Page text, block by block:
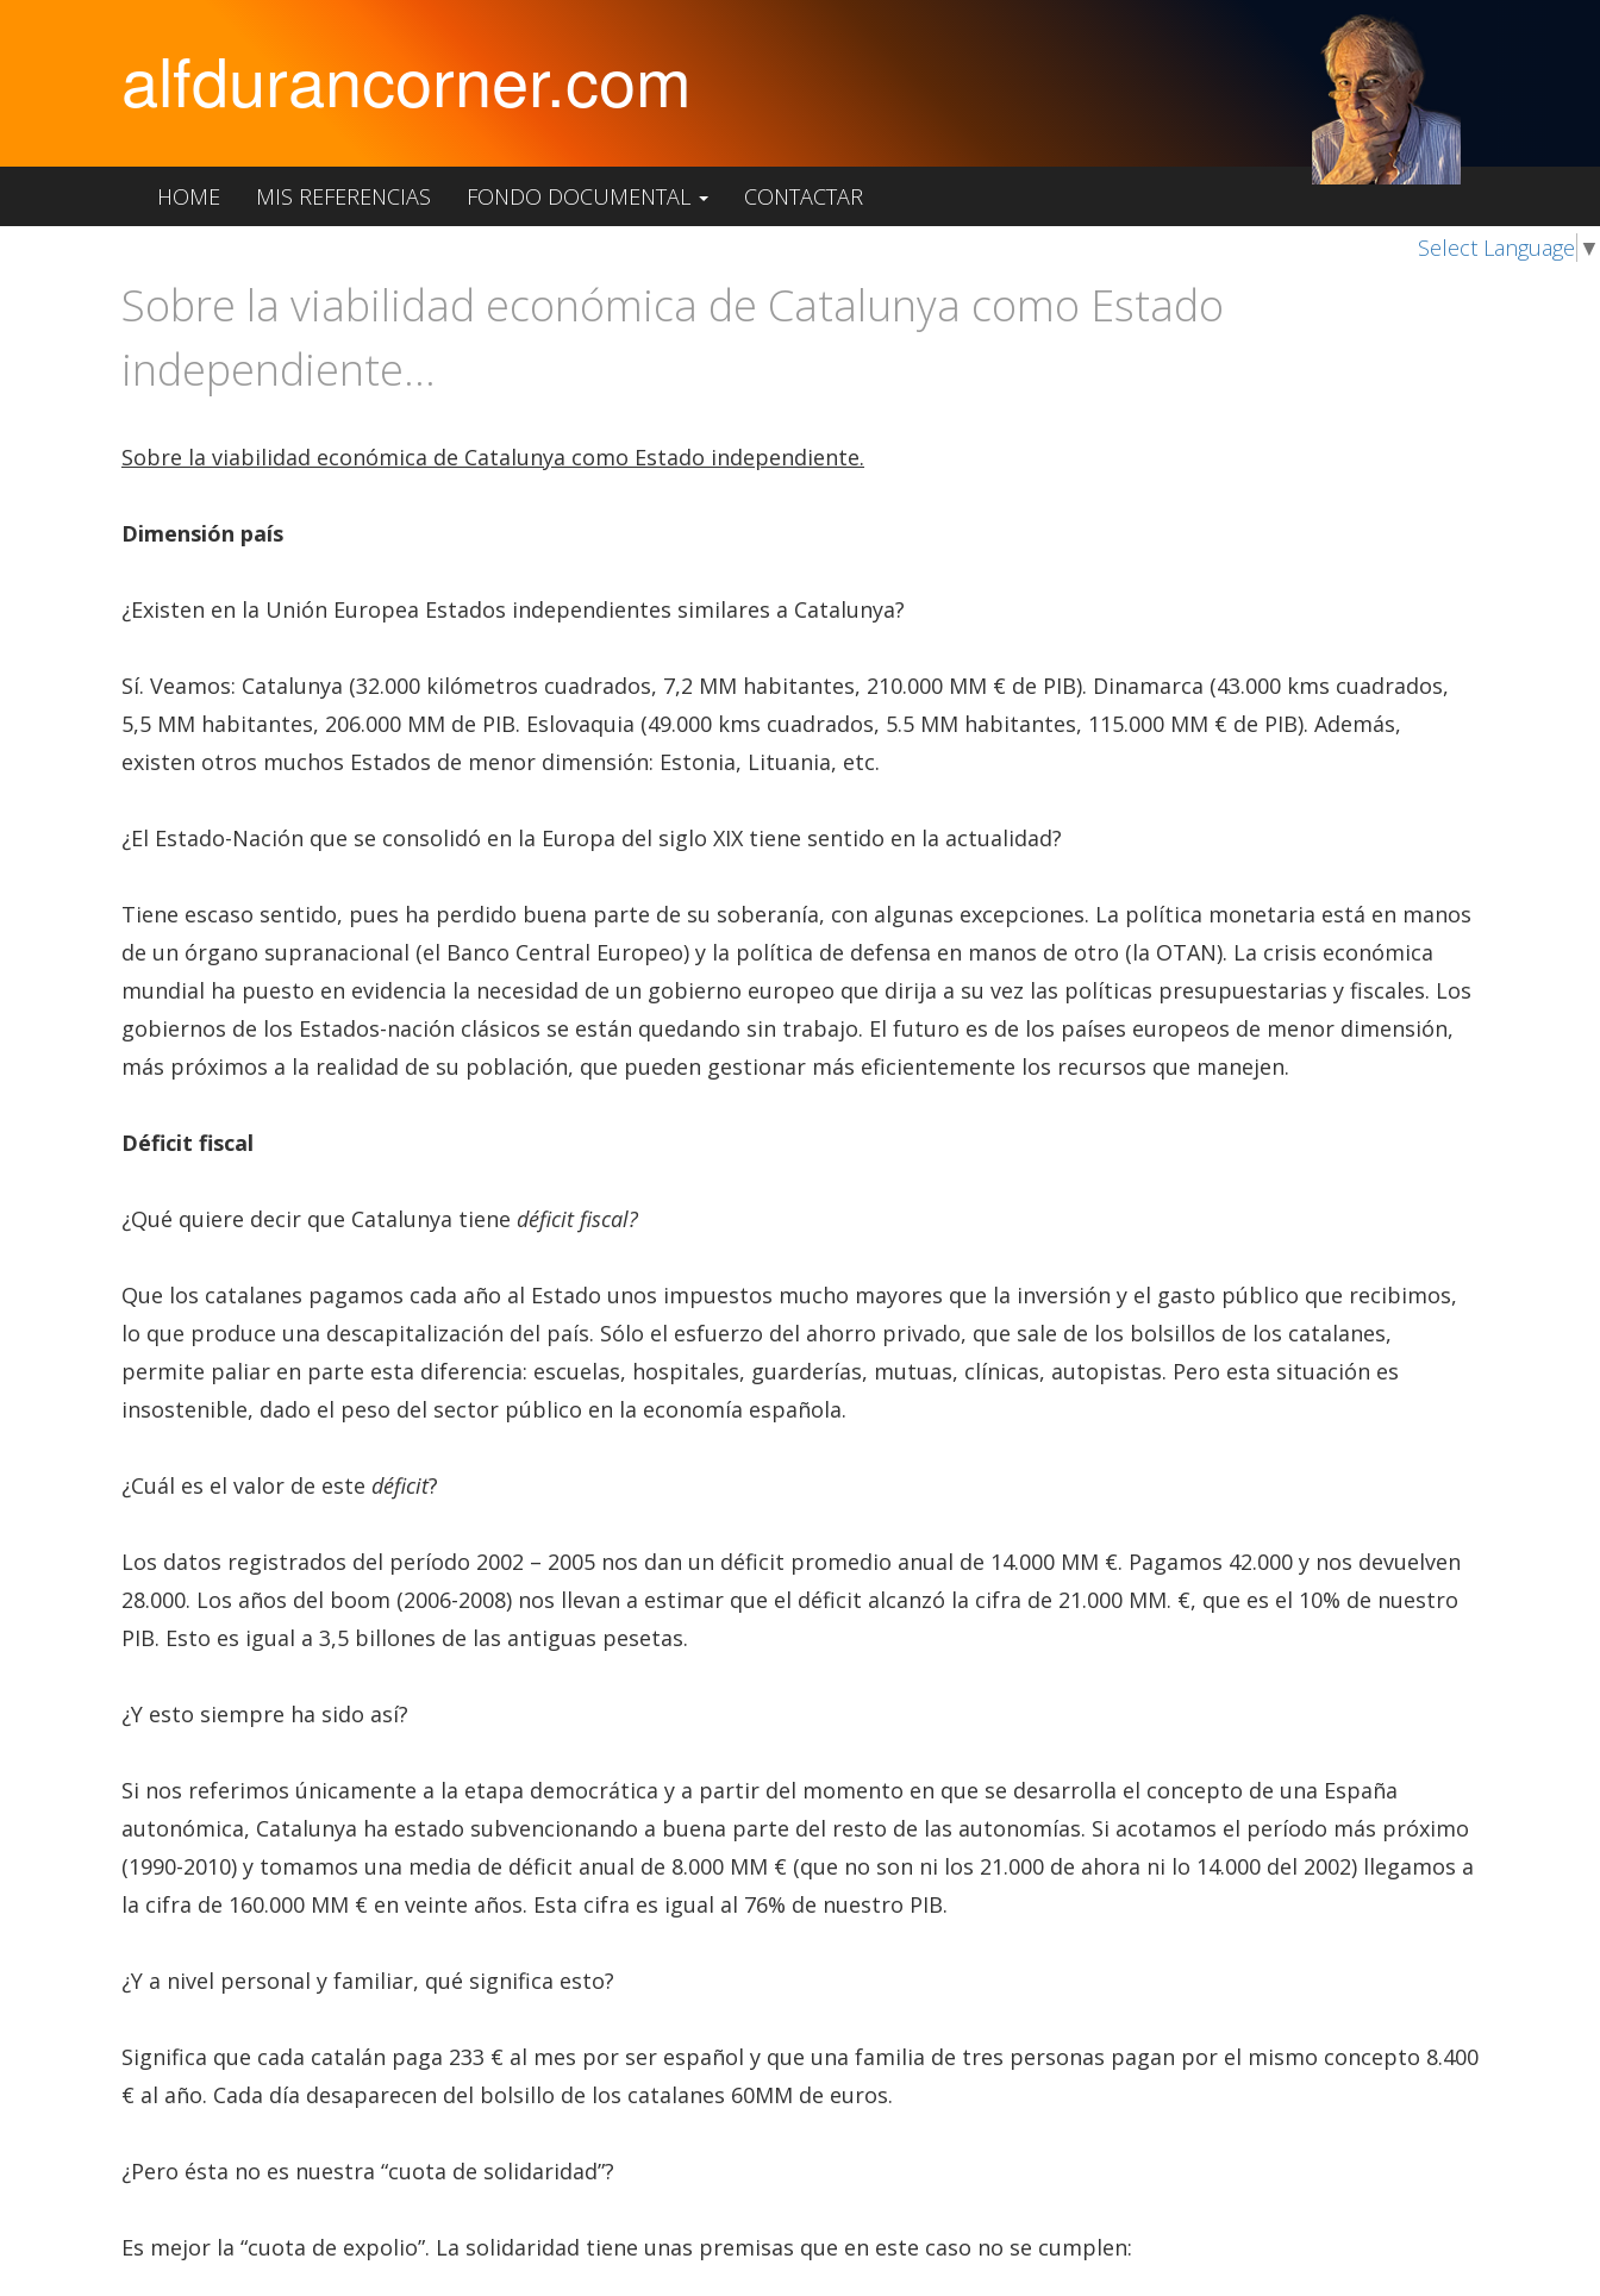
alfdurancorner.com
HOME MIS REFERENCIAS FONDO DOCUMENTAL
CONTACTAR
Select Language ▼
Sobre la viabilidad económica de Catalunya como Estado
independiente...
Sobre la viabilidad económica de Catalunya como Estado independiente.
Dimensión país
¿Existen en la Unión Europea Estados independientes similares a Catalunya?
Sí. Veamos: Catalunya (32.000 kilómetros cuadrados, 7,2 MM habitantes, 210.000 MM € de PIB). Dinamarca (43.000 kms cuadrados,
5,5 MM habitantes, 206.000 MM de PIB. Eslovaquia (49.000 kms cuadrados, 5.5 MM habitantes, 115.000 MM € de PIB). Además,
existen otros muchos Estados de menor dimensión: Estonia, Lituania, etc.
¿El Estado-Nación que se consolidó en la Europa del siglo XIX tiene sentido en la actualidad?
Tiene escaso sentido, pues ha perdido buena parte de su soberanía, con algunas excepciones. La política monetaria está en manos
de un órgano supranacional (el Banco Central Europeo) y la política de defensa en manos de otro (la OTAN). La crisis económica
mundial ha puesto en evidencia la necesidad de un gobierno europeo que dirija a su vez las políticas presupuestarias y fiscales. Los
gobiernos de los Estados-nación clásicos se están quedando sin trabajo. El futuro es de los países europeos de menor dimensión,
más próximos a la realidad de su población, que pueden gestionar más eficientemente los recursos que manejen.
Déficit fiscal
¿Qué quiere decir que Catalunya tiene déficit fiscal?
Que los catalanes pagamos cada año al Estado unos impuestos mucho mayores que la inversión y el gasto público que recibimos,
lo que produce una descapitalización del país. Sólo el esfuerzo del ahorro privado, que sale de los bolsillos de los catalanes,
permite paliar en parte esta diferencia: escuelas, hospitales, guarderías, mutuas, clínicas, autopistas. Pero esta situación es
insostenible, dado el peso del sector público en la economía española.
¿Cuál es el valor de este déficit?
Los datos registrados del período 2002 – 2005 nos dan un déficit promedio anual de 14.000 MM €. Pagamos 42.000 y nos devuelven
28.000. Los años del boom (2006-2008) nos llevan a estimar que el déficit alcanzó la cifra de 21.000 MM. €, que es el 10% de nuestro
PIB. Esto es igual a 3,5 billones de las antiguas pesetas.
¿Y esto siempre ha sido así?
Si nos referimos únicamente a la etapa democrática y a partir del momento en que se desarrolla el concepto de una España
autonómica, Catalunya ha estado subvencionando a buena parte del resto de las autonomías. Si acotamos el período más próximo
(1990-2010) y tomamos una media de déficit anual de 8.000 MM € (que no son ni los 21.000 de ahora ni lo 14.000 del 2002) llegamos a
la cifra de 160.000 MM € en veinte años. Esta cifra es igual al 76% de nuestro PIB.
¿Y a nivel personal y familiar, qué significa esto?
Significa que cada catalán paga 233 € al mes por ser español y que una familia de tres personas pagan por el mismo concepto 8.400
€ al año. Cada día desaparecen del bolsillo de los catalanes 60MM de euros.
¿Pero ésta no es nuestra “cuota de solidaridad”?
Es mejor la “cuota de expolio”. La solidaridad tiene unas premisas que en este caso no se cumplen: